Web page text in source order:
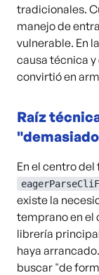
tradicionales.
manejo de
vulnerable. En
causa técnica y
convirtió en
Raíz
En el centro
existe la
temprano en el
librería
haya
buscar "de